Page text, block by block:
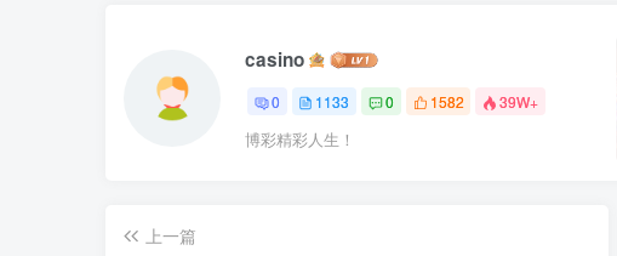
casino
0 1133 0 1582 39W+
博彩精彩人生！
上一篇